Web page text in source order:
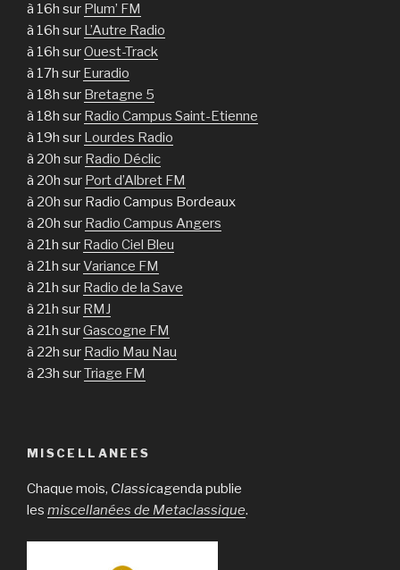
à 16h sur Plum’ FM
à 16h sur L’Autre Radio
à 16h surOuest-Track
à 17h sur Euradio
à 18h sur Bretagne 5
à 18h sur Radio Campus Saint-Etienne
à 19h sur Lourdes Radio
à 20h sur Radio Déclic
à 20h sur Port d’Albret FM
à 20h sur Radio Campus Bordeaux
à 20h sur Radio Campus Angers
à 21h sur Radio Ciel Bleu
à 21h surVariance FM
à 21h sur Radio de la Save
à 21h sur RMJ
à 21h surGascogne FM
à 22h sur Radio Mau Nau
à 23h surTriage FM
MISCELLANEES
Chaque mois, Classicagenda publie
les miscellanées de Metaclassique.